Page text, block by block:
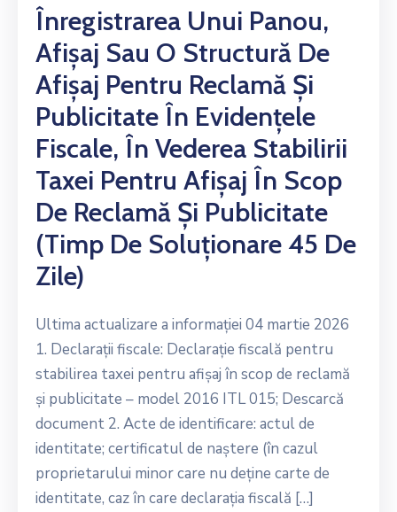
Înregistrarea Unui Panou,
Afișaj Sau O Structură De
Afișaj Pentru Reclamă Și
Publicitate În Evidențele
Fiscale, În Vederea Stabilirii
Taxei Pentru Afișaj În Scop
De Reclamă Și Publicitate
(timp De Soluționare 45 De
Zile)
Ultima actualizare a informației 04 martie 2026
1. Declarații fiscale: Declarație fiscală pentru
stabilirea taxei pentru afișaj în scop de reclamă
și publicitate – model 2016 ITL 015; Descarcă
document 2. Acte de identificare: actul de
identitate; certificatul de naștere (în cazul
proprietarului minor care nu deține carte de
identitate, caz în care declarația fiscală […]